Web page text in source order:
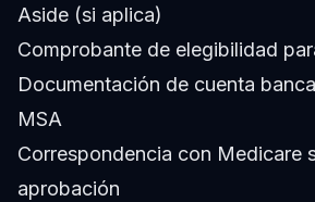
Aside (si aplica)
Comprobante de elegibilidad
Documentación de cuenta
MSA
Correspondencia con Medicare
aprobación